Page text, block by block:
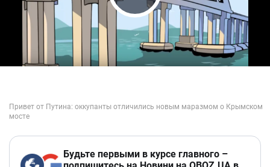
Play Video
Будьте первыми в курсе главного –